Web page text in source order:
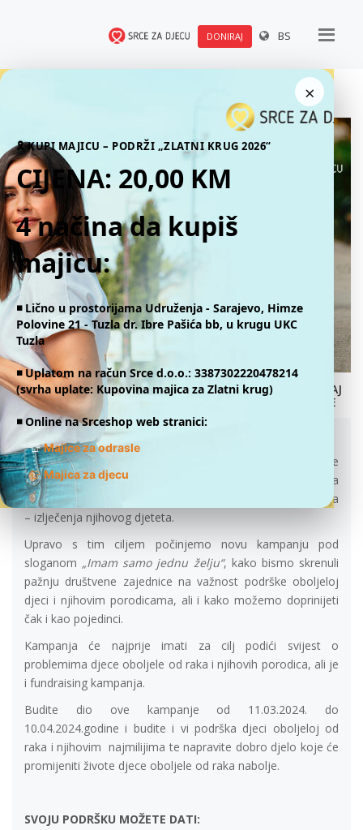
DONIRAJ BS
×
🎗 KUPI MAJICU – PODRŽI „ZLATNI KRUG 2026“
CIJENA: 20,00 KM
4 načina da kupiš
majicu:
◾️ Lično u prostorijama Udruženja - Sarajevo, Himze
Polovine 21 - Tuzla dr. Ibre Pašića bb, u krugu UKC
Tuzla
◾️ Uplatom na račun Srce d.o.o.: 3387302220478214
(svrha uplate: Kupovina majica za Zlatni krug)
◾️ Online na Srceshop web stranici:
👕Majice za odrasle
👕Majica za djecu
DONIRAJ
ONLINE
IMAM SAMO JEDNU ŽELJU!
11.03.2024.
Za djecu oboljelu od raka i njihove porodice svaki dan je
izazovan te kroz susret sa višeslojnim problemima
potrebno je dosta podrške, kako bi došli do konačnog cilja
– izlječenja njihovog djeteta.
Upravo s tim ciljem počinjemo novu kampanju pod
sloganom „Imam samo jednu želju“, kako bismo skrenuli
pažnju društvene zajednice na važnost podrške oboljeloj
djeci i njihovim porodicama, ali i kako možemo doprinijeti
čak i kao pojedinci.
Kampanja će najprije imati za cilj podići svijest o
problemima djece oboljele od raka i njihovih porodica, ali je
i fundraising kampanja.
Budite dio ove kampanje od 11.03.2024. do
10.04.2024.godine i budite i vi podrška djeci oboljeloj od
raka i njihovim najmilijima te napravite dobro djelo koje će
promijeniti živote djece oboljele od raka nabolje.
SVOJU PODRŠKU MOŽETE DATI: